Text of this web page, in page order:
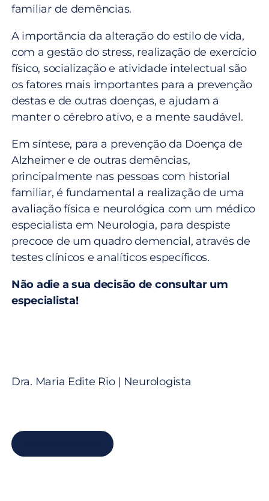
familiar de demências.
A importância da alteração do estilo de vida,
com a gestão do stress, realização de exercício
físico, socialização e atividade intelectual são
os fatores mais importantes para a prevenção
destas e de outras doenças, e ajudam a
manter o cérebro ativo, e a mente saudável.
Em síntese, para a prevenção da Doença de
Alzheimer e de outras demências,
principalmente nas pessoas com historial
familiar, é fundamental a realização de uma
avaliação física e neurológica com um médico
especialista em Neurologia, para despiste
precoce de um quadro demencial, através de
testes clínicos e analíticos específicos.
Não adie a sua decisão de consultar um
especialista!
Dra. Maria Edite Rio| Neurologista